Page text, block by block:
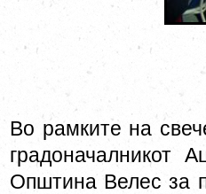
Во рамките на
градоначалникот
Општина Велес за